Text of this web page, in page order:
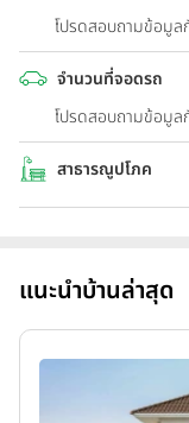
โปรดสอบถามข้อมูล
จำนวนที่จอดรถ
โปรดสอบถามข้อมูล
สาธารณูปโภค
แนะนำบ้านล่าสุด